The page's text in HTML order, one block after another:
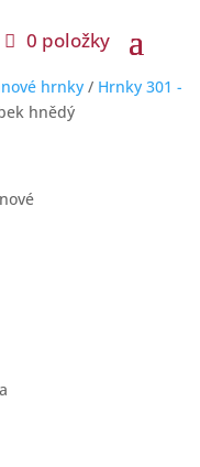
0 položky
hrnky / Hrnky 301 -
hnědý